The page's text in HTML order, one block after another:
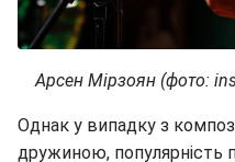
Арсен Мірзоян (фото:
Однак у випадку з
дружиною, популярність